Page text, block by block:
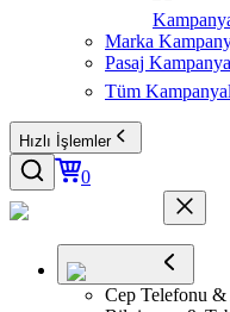
Marka
Pasaj
Tüm
Hızlı İşlemler
0
Cep Telefonu &